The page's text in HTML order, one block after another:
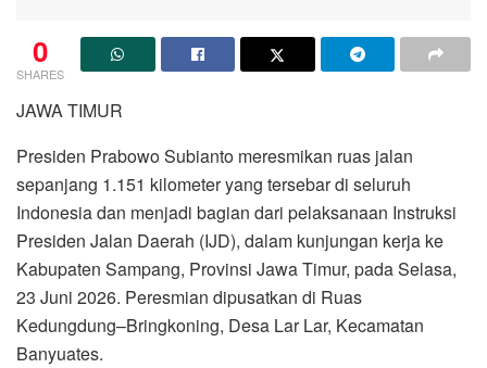
0
SHARES
JAWA TIMUR
Presiden Prabowo Subianto meresmikan ruas jalan
sepanjang 1.151 kilometer yang tersebar di seluruh
Indonesia dan menjadi bagian dari pelaksanaan Instruksi
Presiden Jalan Daerah (IJD), dalam kunjungan kerja ke
Kabupaten Sampang, Provinsi Jawa Timur, pada Selasa,
23 Juni 2026. Peresmian dipusatkan di Ruas
Kedungdung–Bringkoning, Desa Lar Lar, Kecamatan
Banyuates.